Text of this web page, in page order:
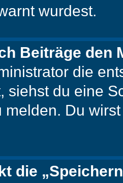
wurdest.
Beiträge den
die
siehst du eine
melden. Du
die